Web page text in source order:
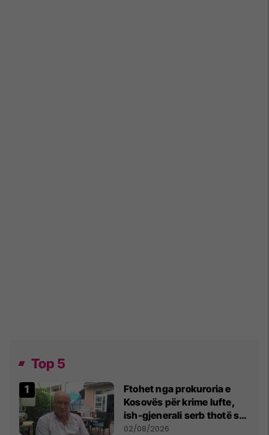
Top 5
Ftohet nga prokuroria e
Kosovës për krime lufte,
ish-gjenerali serb thotë se
dikush e tradhtoi në
02/08/2026